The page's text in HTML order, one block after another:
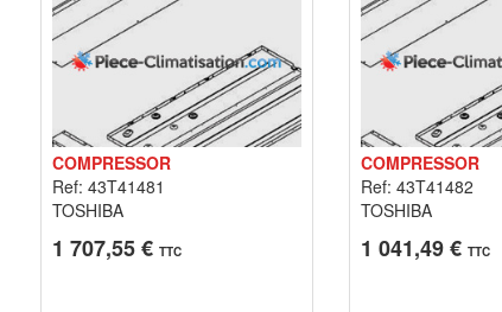
COMPRESSOR
Ref: 43T41481
TOSHIBA
1 707,55 € TTC
COMPRESSOR
Ref: 43T41482
TOSHIBA
1 041,49 € TTC